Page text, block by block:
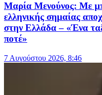
Μαρία Μενούνος: Με
ελληνικής σημαίας
στην Ελλάδα – «Ένα
ποτέ»
7 Αυγούστου 2026, 8:46